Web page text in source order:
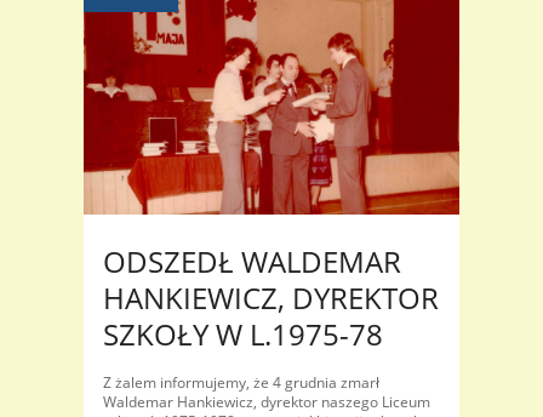
ODSZEDŁ WALDEMAR
HANKIEWICZ, DYREKTOR
SZKOŁY W L.1975-78
Z żalem informujemy, że 4 grudnia zmarł
Waldemar Hankiewicz, dyrektor naszego Liceum